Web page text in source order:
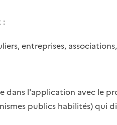
:
entreprises,
dans l'application avec le
publics habilités)